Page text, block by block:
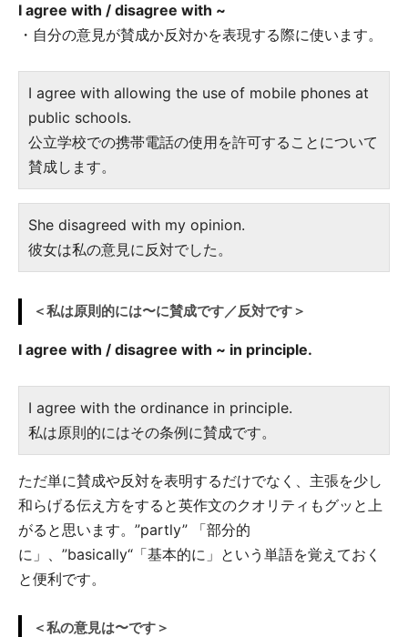
I agree with / disagree with ~
・自分の意見が賛成か反対かを表現する際に使います。
I agree with allowing the use of mobile phones at
public schools.
公立学校での携帯電話の使用を許可することについて
賛成します。
She disagreed with my opinion.
彼女は私の意見に反対でした。
＜私は原則的には〜に賛成です／反対です＞
I agree with / disagree with ~ in principle.
I agree with the ordinance in principle.
私は原則的にはその条例に賛成です。
ただ単に賛成や反対を表明するだけでなく、主張を少し
和らげる伝え方をすると英作文のクオリティもグッと上
がると思います。”partly” 「部分的
に」、”basically“「基本的に」という単語を覚えておく
と便利です。
＜私の意見は〜です＞